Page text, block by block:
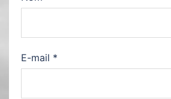
E-mail *